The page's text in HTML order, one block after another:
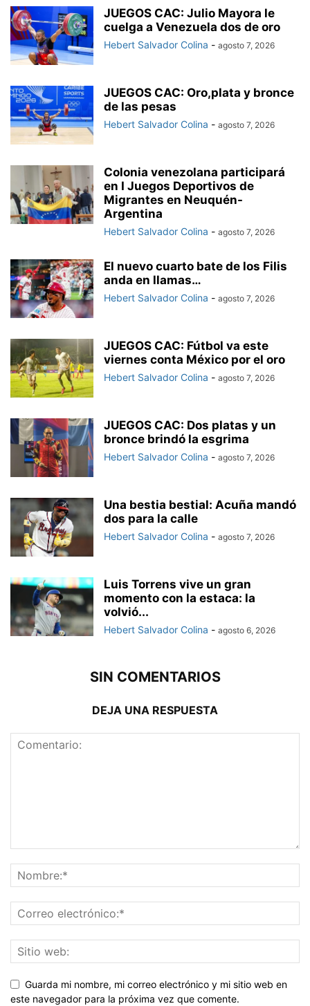
JUEGOS CAC: Julio Mayora le
cuelga a Venezuela dos de oro
Hebert Salvador Colina - agosto 7, 2026
JUEGOS CAC: Oro,plata y bronce
de las pesas
Hebert Salvador Colina - agosto 7, 2026
Colonia venezolana participará
en I Juegos Deportivos de
Migrantes en Neuquén-
Argentina
Hebert Salvador Colina - agosto 7, 2026
El nuevo cuarto bate de los Filis
anda en llamas…
Hebert Salvador Colina - agosto 7, 2026
JUEGOS CAC: Fútbol va este
viernes conta México por el oro
Hebert Salvador Colina - agosto 7, 2026
JUEGOS CAC: Dos platas y un
bronce brindó la esgrima
Hebert Salvador Colina - agosto 7, 2026
Una bestia bestial: Acuña mandó
dos para la calle
Hebert Salvador Colina - agosto 7, 2026
Luis Torrens vive un gran
momento con la estaca: la
volvió...
Hebert Salvador Colina - agosto 6, 2026
SIN COMENTARIOS
DEJA UNA RESPUESTA
Guarda mi nombre, mi correo electrónico y mi sitio web en
este navegador para la próxima vez que comente.